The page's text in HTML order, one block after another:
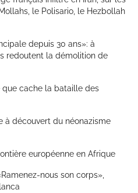
le Polisario, le Hezbollah
depuis 30 ans»: à
redoutent la démolition de
que cache la bataille des
à découvert du néonazisme
européenne en Afrique
nous son corps»,